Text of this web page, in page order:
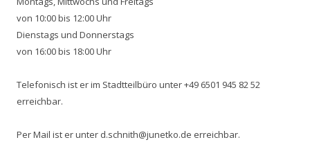
von 10:00 bis 12:00 Uhr
Dienstags und Donnerstags
von 16:00 bis 18:00 Uhr
Telefonisch ist er im Stadtteilbüro unter +49 6501 945 82 52
erreichbar.
Per Mail ist er unter d.schnith@junetko.de erreichbar.